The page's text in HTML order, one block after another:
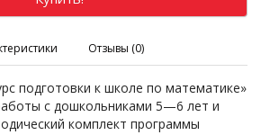
Отзывы (0)
подготовки к школе по математике»
с дошкольниками 5—6 лет и
комплект программы